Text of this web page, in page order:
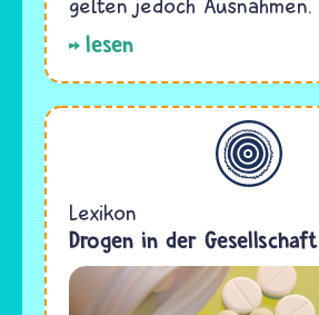
gelten jedoch Ausnahmen.
lesen
Allgemein
Lexikon
Drogen in der Gesellschaft